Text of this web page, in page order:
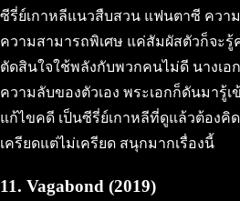
ซีรี่ย์เกาหลีแนวสืบสวน แฟนตาซี ควา
ความสามารถพิเศษ แค่สัมผัสตัวก็จะรู้
ตัดสินใจใช้พลังกับพวกคนไม่ดี นางเอ
ความลับของตัวเอง พระเอกก็ดันมารู้
แก้ไขคดี เป็นซีรี่ย์เกาหลีที่ดูแล้วต้องคิ
เครียดแต่ไม่เครียด สนุกมากเรื่องนี้
11. Vagabond (2019)